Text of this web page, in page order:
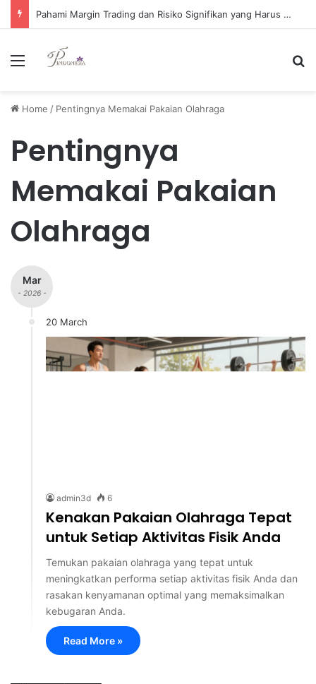
Pahami Margin Trading dan Risiko Signifikan yang Harus Diwaspadai oleh Investor
Menu
Home / Pentingnya Memakai Pakaian Olahraga
Pentingnya
Memakai Pakaian
Olahraga
Mar
- 2026 -
20 March
admin3d 6
Kenakan Pakaian Olahraga Tepat
untuk Setiap Aktivitas Fisik Anda
Temukan pakaian olahraga yang tepat untuk
meningkatkan performa setiap aktivitas fisik Anda dan
rasakan kenyamanan optimal yang memaksimalkan
kebugaran Anda.
Read More »